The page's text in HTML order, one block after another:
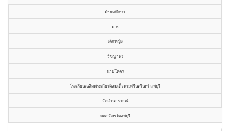
มัธยมศึกษา
ม.๓
เด็กหญิง
วิชญาพร
นามโคตร
โรงเรียนเฉลิมพระเกียรติสมเด็จพระศรีนครินทร์ ลพบุรี
วัดลำนารายณ์
คณะจังหวัดลพบุรี